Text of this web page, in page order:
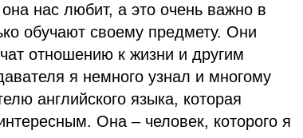
нас любит, а это очень важно в
обучают своему предмету. Они
отношению к жизни и другим
я немного узнал и многому
английского языка, которая
Она – человек, которого я